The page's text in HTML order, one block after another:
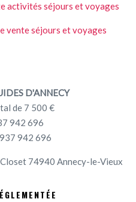
activités séjours et voyages
vente séjours et voyages
D'ANNECY
de 7 500 €
942 696
942 696
74940 Annecy-le-Vieux